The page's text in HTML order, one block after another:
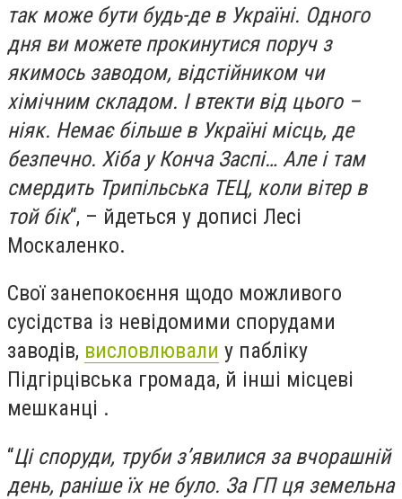
так може бути будь-де в Україні. Одного
дня ви можете прокинутися поруч з
якимось заводом, відстійником чи
хімічним складом. І втекти від цього –
ніяк. Немає більше в Україні місць, де
безпечно. Хіба у Конча Заспі… Але і там
смердить Трипільська ТЕЦ, коли вітер в
той бік“, – йдеться у дописі Лесі
Москаленко.
Свої занепокоєння щодо можливого
сусідства із невідомими спорудами
заводів, висловлювали у пабліку
Підгірцівська громада, й інші місцеві
мешканці .
“Ці споруди, труби з’явилися за вчорашній
день, раніше їх не було. За ГП ця земельна